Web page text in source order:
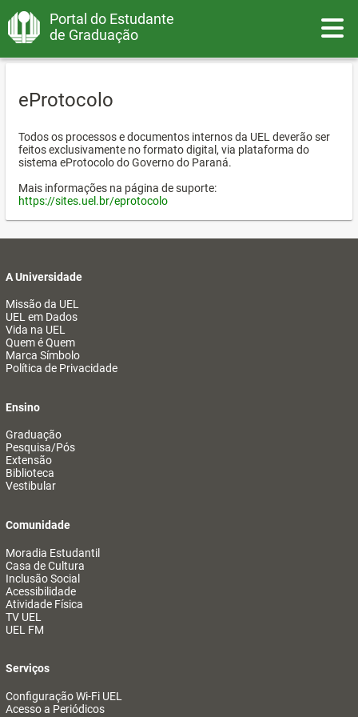
Portal do Estudante
de Graduação
eProtocolo
Todos os processos e documentos internos da UEL deverão ser
feitos exclusivamente no formato digital, via plataforma do
sistema eProtocolo do Governo do Paraná.
Mais informações na página de suporte:
https://sites.uel.br/eprotocolo
A Universidade
Missão da UEL
UEL em Dados
Vida na UEL
Quem é Quem
Marca Símbolo
Política de Privacidade
Ensino
Graduação
Pesquisa/Pós
Extensão
Biblioteca
Vestibular
Comunidade
Moradia Estudantil
Casa de Cultura
Inclusão Social
Acessibilidade
Atividade Física
TV UEL
UEL FM
Serviços
Configuração Wi-Fi UEL
Acesso a Periódicos